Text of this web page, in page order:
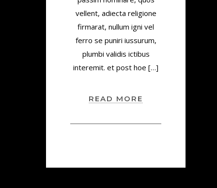
vellent, adiecta religione
firmarat, nullum igni vel
ferro se puniri iussurum,
plumbi validis ictibus
interemit. et post hoe […]
READ MORE